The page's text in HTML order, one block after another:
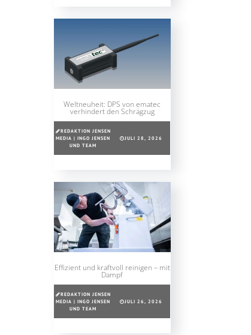
Weltneuheit: DPS von ematec
verhindert den Schrägzug
REDAKTION JENSEN
MEDIA | INGO JENSEN
UND TEAM
JULI 28, 2026
Effizient und kraftvoll reinigen – mit
Dampf
REDAKTION JENSEN
MEDIA | INGO JENSEN
UND TEAM
JULI 26, 2026